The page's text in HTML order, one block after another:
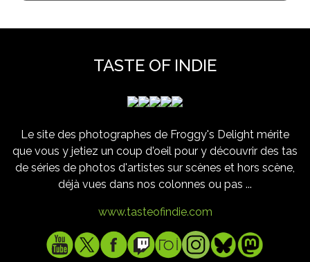
TASTE OF INDIE
Le site des photographes de Froggy's Delight mérite
que vous y jetiez un coup d'oeil pour y découvrir des tas
de séries de photos d'artistes sur scènes et hors scène,
déjà vues dans nos colonnes ou pas ...
www.tasteofindie.com